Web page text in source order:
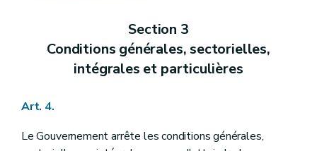
Section 3
Conditions générales, sectorielles,
intégrales et particulières
Art. 4.
Le Gouvernement arrête les conditions générales,